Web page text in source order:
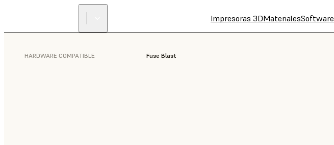
Impresoras 3DMaterialesSoftware
HARDWARE COMPATIBLE Fuse Blast